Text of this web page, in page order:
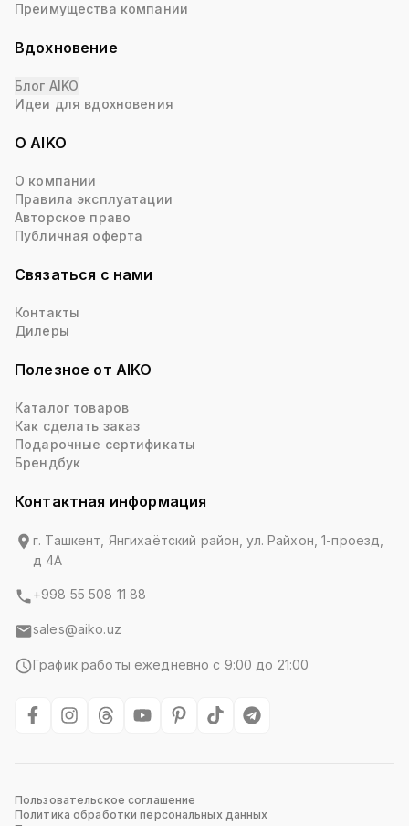
Преимущества компании
Вдохновение
Блог AIKO
Идеи для вдохновения
О AIKO
О компании
Правила эксплуатации
Авторское право
Публичная оферта
Связаться с нами
Контакты
Дилеры
Полезное от AIKO
Каталог товаров
Как сделать заказ
Подарочные сертификаты
Брендбук
Контактная информация
г. Ташкент, Янгихаётский район, ул. Райхон, 1-проезд,
д 4А
+998 55 508 11 88
sales@aiko.uz
График работы ежедневно с 9:00 до 21:00
Пользовательское соглашение
Политика обработки персональных данных